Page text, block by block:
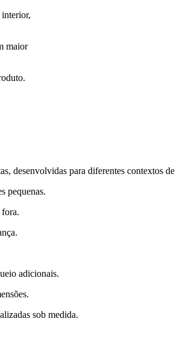
maior
desenvolvidas para diferentes contextos de
pequenas.
fora.
adicionais.
sob medida.